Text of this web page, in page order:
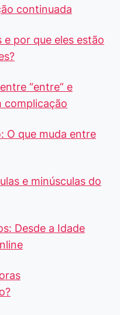
continuada
e por que eles estão
“entre” e
complicação
O que muda entre
e minúsculas do
Desde a Idade